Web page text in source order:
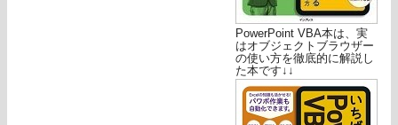
PowerPoint VBA本は、実
はオブジェクトブラウザー
の使い方を徹底的に解説し
た本です↓↓